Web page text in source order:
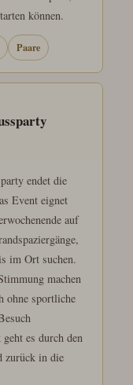
können.
Paare
endet die
Event eignet
auf
im Ort suchen.
machen
ohne sportliche
es durch den
zurück in die